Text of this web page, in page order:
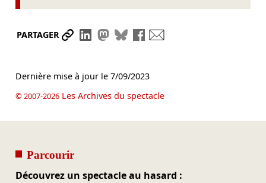
PARTAGER Partager le lien
Partager sur LinkedIn
Partager sur Mastodon
Partager sur Bluesky
Partager sur Facebook
Dernière mise à jour le 7/09/2023
© 2007-2026Les Archives du spectacle
Parcourir
Découvrez un spectacle au hasard :